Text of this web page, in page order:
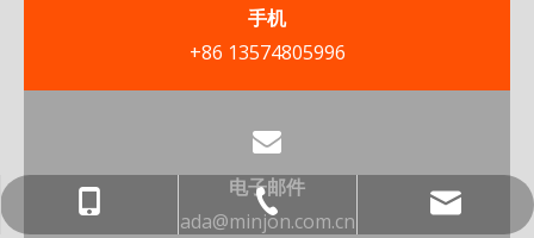
手机
+86 13574805996
电子邮件
ada@minjon.com.cn
+86 13574805996
+ 86-731-86866933
ada@minjon.com.cn